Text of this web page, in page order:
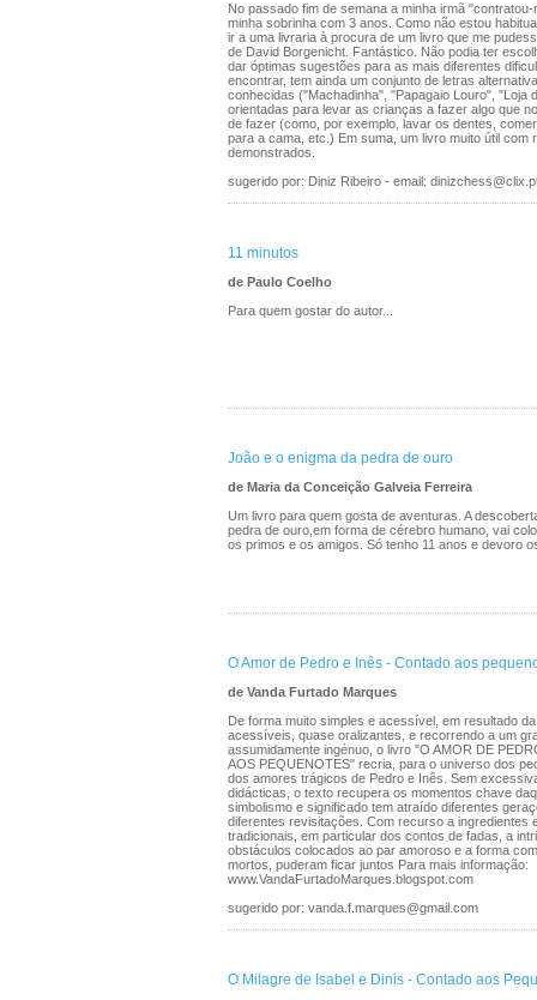
No passado fim de semana a minha irmã
minha sobrinha com 3 anos. Como não estou
ir a uma livraria à procura de um livro que me
de David Borgenicht. Fantástico. Não podia ter
dar óptimas sugestões para as mais diferentes
encontrar, tem ainda um conjunto de letras
conhecidas ("Machadinha", "Papagaio Louro", "Loja
orientadas para levar as crianças a fazer algo que
de fazer (como, por exemplo, lavar os dentes,
para a cama, etc.) Em suma, um livro muito útil com
demonstrados.
sugerido por: Diniz Ribeiro - email:
11 minutos
de Paulo Coelho
Para quem gostar do autor...
João e o enigma da pedra de ouro
de Maria da Conceição Galveia Ferreira
Um livro para quem gosta de aventuras. A
pedra de ouro,em forma de cérebro humano, vai
os primos e os amigos. Só tenho 11 anos e devoro
O Amor de Pedro e Inês - Contado aos
de Vanda Furtado Marques
De forma muito simples e acessível, em resultado
acessíveis, quase oralizantes, e recorrendo a um
assumidamente ingénuo, o livro "O AMOR DE
AOS PEQUENOTES" recria, para o universo dos
dos amores trágicos de Pedro e Inês. Sem
didácticas, o texto recupera os momentos chave
simbolismo e significado tem atraído diferentes
diferentes revisitações. Com recurso a ingredientes
tradicionais, em particular dos contos de fadas, a
obstáculos colocados ao par amoroso e a forma
mortos, puderam ficar juntos Para mais informação:
www.VandaFurtadoMarques.blogspot.com
sugerido por: vanda.f.marques@gmail.com
O Milagre de Isabel e Dinis - Contado aos